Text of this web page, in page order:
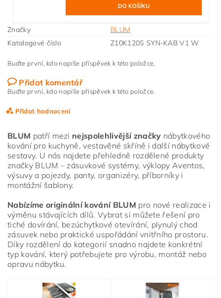
Značky
BLUM
Katalogové číslo
Z10K120S SYN-KAB V1 W
Buďte první, kdo napíše příspěvek k této položce.
Přidat komentář
Buďte první, kdo napíše příspěvek k této položce.
Přidat hodnocení
Vložením hodnocení souhlasíte s
osobních údajů
BLUM patří mezi nejspolehlivější značky nábytkového
kování pro kuchyně, vestavěné skříně i další nábytkové
sestavy. U nás najdete přehledně rozdělené produkty
značky BLUM – zásuvkové systémy, výklopy Aventos,
výsuvy a pojezdy, panty, organizéry, příborníky i
montážní šablony.
Nabízíme originální kování BLUM pro nové realizace i
výměnu stávajících dílů. Vybrat si můžete řešení pro
tiché dovírání, bezúchytkové otevírání, plynulý chod
zásuvek nebo praktické uspořádání vnitřního prostoru.
Díky rozdělení do kategorií snadno najdete konkrétní
typ kování, který potřebujete pro výrobu, montáž nebo
opravu nábytku.